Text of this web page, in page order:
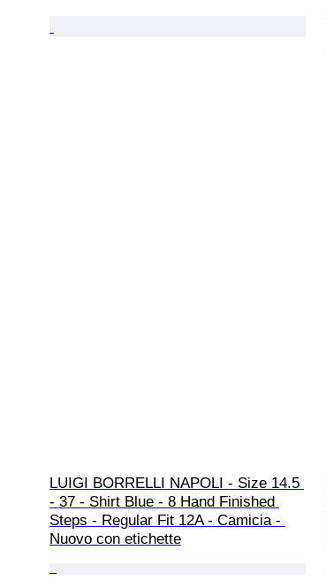
LUIGI BORRELLI NAPOLI - Size 14.5
- 37 - Shirt Blue - 8 Hand Finished
Steps - Regular Fit 12A - Camicia -
Nuovo con etichette